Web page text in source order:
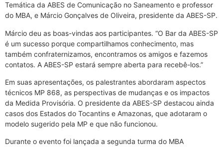
Temática da ABES de Comunicação no Saneamento e professor
do MBA, e Márcio Gonçalves de Oliveira, presidente da ABES-SP.
Márcio deu as boas-vindas aos participantes. “O Bar da ABES-SP
é um sucesso porque compartilhamos conhecimento, mas
também confraternizamos, encontramos os amigos e fazemos
contatos. A ABES-SP estará sempre aberta para recebê-los.”
Em suas apresentações, os palestrantes abordaram aspectos
técnicos MP 868, as perspectivas de mudanças e os impactos
da Medida Provisória. O presidente da ABES-SP destacou ainda
casos dos Estados do Tocantins e Amazonas, que adotaram o
modelo sugerido pela MP e que não funcionou.
Durante o evento foi lançada a segunda turma do MBA